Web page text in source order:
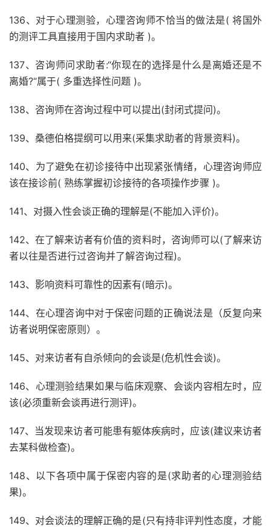
136、对于心理测验，心理咨询师不恰当的做法是( 将国外
的测评工具直接用于国内求助者 )。
137、咨询师问求助者:“你现在的选择是什么是离婚还是不
离婚?“属于( 多重选择性问题 )。
138、咨询师在咨询过程中可以提出(封闭式提问)。
139、桑德伯格提纲可以用来(采集求助者的背景资料)。
140、为了避免在初诊接待中出现紧张情绪，心理咨询师应
该在接诊前( 熟练掌握初诊接待的各项操作步骤 )。
141、对摄入性会谈正确的理解是(不能加入评价)。
142、在了解来访者有价值的资料时，咨询师可以(了解来访
者以往是否进行过咨询并了解咨询过程)。
143、影响资料可靠性的因素有(暗示)。
144、在心理咨询中对于保密问题的正确说法是（反复向来
访者说明保密原则）。
145、对来访者有自杀倾向的会谈是(危机性会谈)。
146、心理测验结果如果与临床观察、会谈内容相左时，应
该(必须重新会谈再进行测评)。
147、当发现来访者可能患有躯体疾病时，应该(建议来访者
去某科做检查)。
148、以下各项中属于保密内容的是(求助者的心理测验结
果)。
149、对会谈法的理解正确的是(只有持非评判性态度，才能